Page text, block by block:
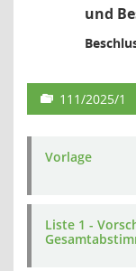
und
111/2025/1
Vorlage
Liste 1 -